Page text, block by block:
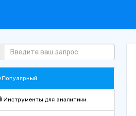
Популярный
Инструменты для аналитики